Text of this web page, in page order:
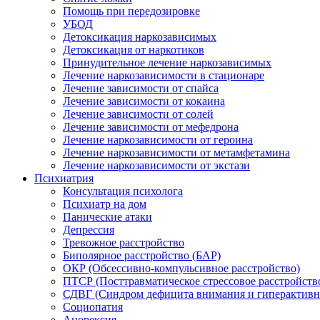
Помощь при передозировке
УБОД
Детоксикация наркозависимых
Детоксикация от наркотиков
Принудительное лечение наркозависимых
Лечение наркозависимости в стационаре
Лечение зависимости от спайса
Лечение зависимости от кокаина
Лечение зависимости от солей
Лечение зависимости от мефедрона
Лечение наркозависимости от героина
Лечение наркозависимости от метамфетамина
Лечение наркозависимости от экстази
Психиатрия
Консультация психолога
Психиатр на дом
Панические атаки
Депрессия
Тревожное расстройство
Биполярное расстройство (БАР)
ОКР (Обсессивно-компульсивное расстройство)
ПТСР (Посттравматическое стрессовое
СДВГ (Синдром дефицита внимания и
Социопатия